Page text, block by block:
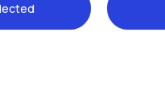
Leonardo